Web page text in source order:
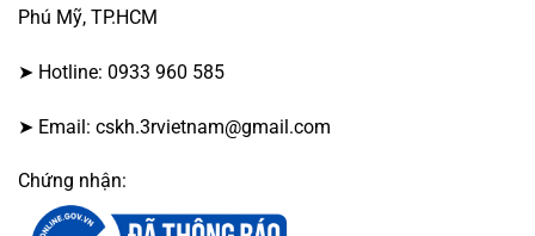
Phú Mỹ, TP.HCM
➤ Hotline: 0933 960 585
➤ Email: cskh.3rvietnam@gmail.com
Chứng nhận: